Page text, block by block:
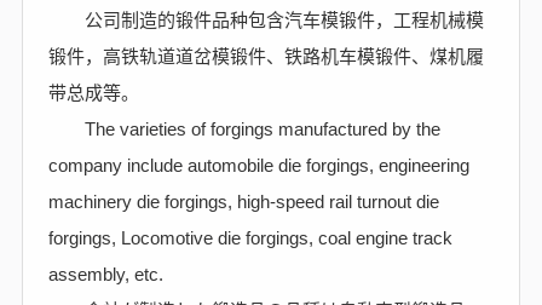
公司制造的锻件品种包含汽车模锻件，工程机械模
锻件，高铁轨道道岔模锻件、铁路机车模锻件、煤机履
带总成等。
The varieties of forgings manufactured by the
company include automobile die forgings, engineering
machinery die forgings, high-speed rail turnout die
forgings, Locomotive die forgings, coal engine track
assembly, etc.